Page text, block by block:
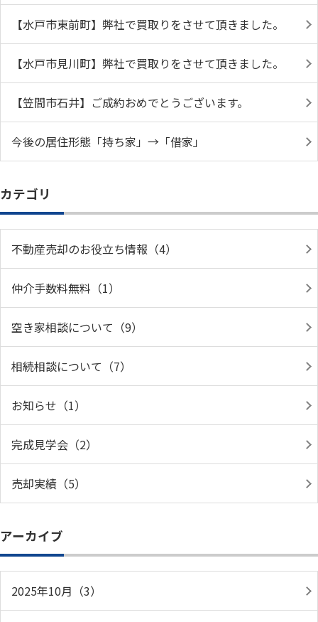
【水戸市東前町】弊社で買取りをさせて頂きました。
【水戸市見川町】弊社で買取りをさせて頂きました。
【笠間市石井】ご成約おめでとうございます。
今後の居住形態「持ち家」→「借家」
カテゴリ
不動産売却のお役立ち情報（4）
仲介手数料無料（1）
空き家相談について（9）
相続相談について（7）
お知らせ（1）
完成見学会（2）
売却実績（5）
アーカイブ
2025年10月（3）